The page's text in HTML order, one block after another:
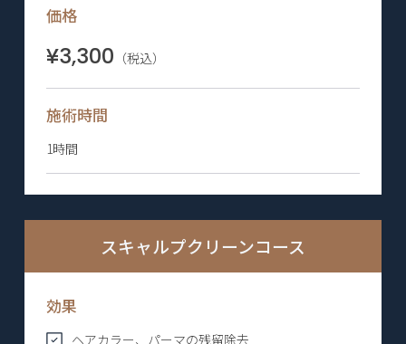
価格
¥3,300 （税込）
施術時間
1時間
スキャルプクリーンコース
効果
ヘアカラー、パーマの残留除去